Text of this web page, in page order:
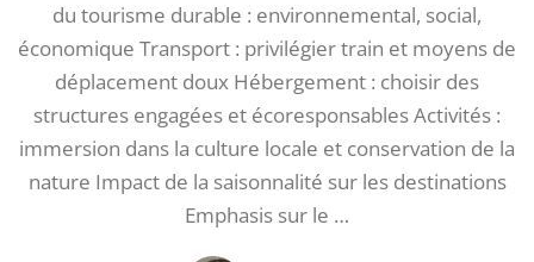
du tourisme durable : environnemental, social,
économique Transport : privilégier train et moyens de
déplacement doux Hébergement : choisir des
structures engagées et écoresponsables Activités :
immersion dans la culture locale et conservation de la
nature Impact de la saisonnalité sur les destinations
Emphasis sur le …